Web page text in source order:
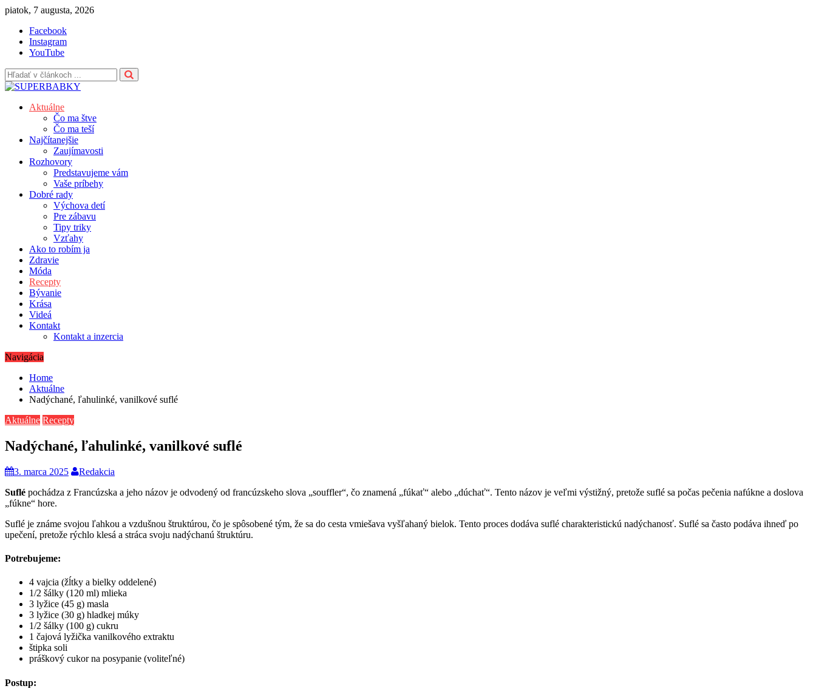
Skip
content
piatok, 7 augusta, 2026
Facebook
Instagram
YouTube
Aktuálne
Čo ma štve
Čo ma teší
Najčítanejšie
Zaujímavosti
Rozhovory
Predstavujeme vám
Vaše príbehy
Dobré rady
Výchova detí
Pre zábavu
Tipy triky
Vzťahy
Ako to robím ja
Zdravie
Móda
Recepty
Bývanie
Krása
Videá
Kontakt
Kontakt a inzercia
Navigácia
Home
Aktuálne
Nadýchané, ľahulinké, vanilkové suflé
Aktuálne Recepty
Nadýchané, ľahulinké, vanilkové suflé
3. marca 2025
Redakcia
Suflé pochádza z Francúzska a jeho názov je odvodený od francúzskeho slova „souffler“, čo znamená „fúkať“ alebo „dúchať“. Tento názov je veľmi výstižný, pretože suflé sa počas pečenia nafúkne a doslova
„fúkne“ hore.
Suflé je známe svojou ľahkou a vzdušnou štruktúrou, čo je spôsobené tým, že sa do cesta vmiešava vyšľahaný bielok. Tento proces dodáva suflé charakteristickú nadýchanosť. Suflé sa často podáva ihneď po
upečení, pretože rýchlo klesá a stráca svoju nadýchanú štruktúru.
Potrebujeme:
4 vajcia (žĺtky a bielky oddelené)
1/2 šálky (120 ml) mlieka
3 lyžice (45 g) masla
3 lyžice (30 g) hladkej múky
1/2 šálky (100 g) cukru
1 čajová lyžička vanilkového extraktu
štipka soli
práškový cukor na posypanie (voliteľné)
Postup: